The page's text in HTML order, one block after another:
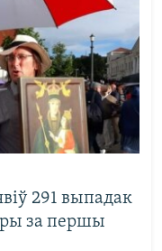
291 выпадак
за першы